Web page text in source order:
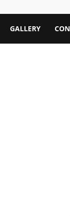
GALLERY